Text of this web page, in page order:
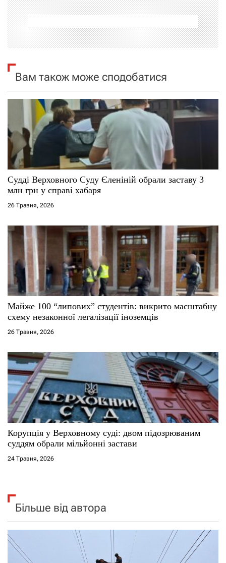
а
ц
і
я
з
п
и
с
і
в
Вам також може сподобатися
Судді Верховного Суду Єленіній обрали заставу 3
млн грн у справі хабаря
26 Травня, 2026
Майже 100 “липових” студентів: викрито масштабну
схему незаконної легалізації іноземців
26 Травня, 2026
Корупція у Верховному суді: двом підозрюваним
суддям обрали мільйонні застави
24 Травня, 2026
Більше від автора